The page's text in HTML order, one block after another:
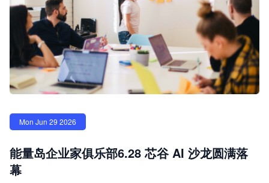
Mon Jun 29 2026
能量岛企业家俱乐部6.28 芯谷 AI 沙龙圆满落
幕